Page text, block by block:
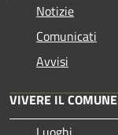
Notizie
Comunicati
Avvisi
VIVERE IL COMUNE